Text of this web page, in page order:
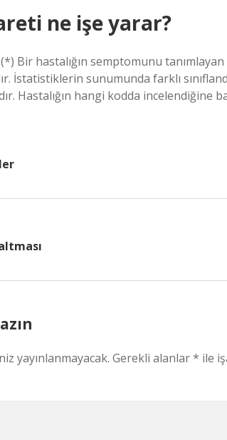
ne işe yarar?
(*) Bir hastalığın semptomunu
İstatistiklerin sunumunda farklı
Hastalığın hangi kodda incelendiğine
yayınlanmayacak. Gerekli alanlar* ile